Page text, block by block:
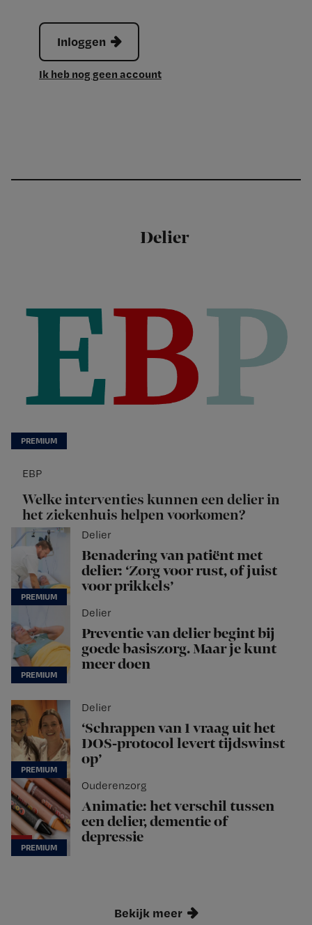
Inloggen
Ik heb nog geen account
Delier
EBP
Welke interventies kunnen een delier in
het ziekenhuis helpen voorkomen?
Delier
Benadering van patiënt met
delier: ‘Zorg voor rust, of juist
voor prikkels’
Delier
Preventie van delier begint bij
goede basiszorg. Maar je kunt
meer doen
Delier
‘Schrappen van 1 vraag uit het
DOS-protocol levert tijdswinst
op’
Ouderenzorg
Animatie: het verschil tussen
een delier, dementie of
depressie
Bekijk meer